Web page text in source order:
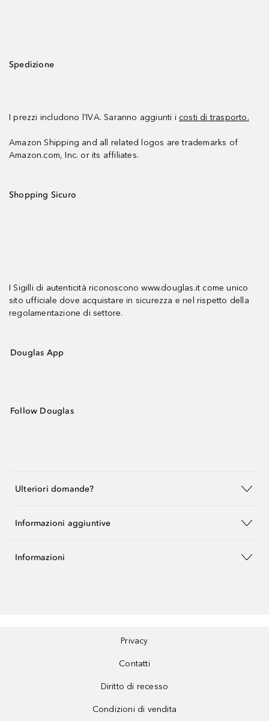
Spedizione
I prezzi includono l’IVA. Saranno aggiunti i costi di trasporto.
Amazon Shipping and all related logos are trademarks of
Amazon.com, Inc. or its affiliates.
Shopping Sicuro
I Sigilli di autenticità riconoscono www.douglas.it come unico
sito ufficiale dove acquistare in sicurezza e nel rispetto della
regolamentazione di settore.
Douglas App
Follow Douglas
Ulteriori domande?
Informazioni aggiuntive
Informazioni
Privacy
Contatti
Diritto di recesso
Condizioni di vendita